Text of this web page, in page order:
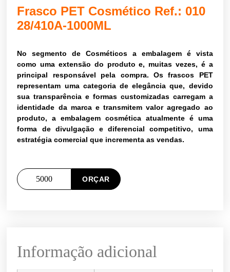
Frasco PET Cosmético Ref.: 010
28/410A-1000ML
No segmento de Cosméticos a embalagem é vista
como uma extensão do produto e, muitas vezes, é a
principal responsável pela compra. Os frascos PET
representam uma categoria de elegância que, devido
sua transparência e formas customizadas carregam a
identidade da marca e transmitem valor agregado ao
produto, a embalagem cosmética atualmente é uma
forma de divulgação e diferencial competitivo, uma
estratégia comercial que incrementa as vendas.
ORÇAR
Informação adicional